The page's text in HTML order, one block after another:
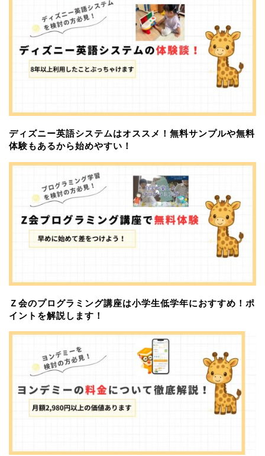
ディズニー英語システムはオススメ！無料サンプルや無料
体験もあるから始めやすい！
Ｚ会のプログラミング講座は小学生低学年におすすめ！ポ
イントを解説します！